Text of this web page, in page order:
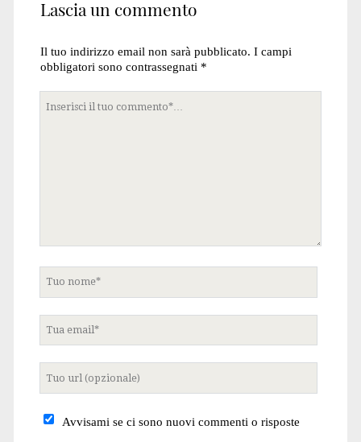
Lascia un commento
Il tuo indirizzo email non sarà pubblicato. I campi
obbligatori sono contrassegnati *
commento
nome
email
sito
Avvisami se ci sono nuovi commenti o risposte